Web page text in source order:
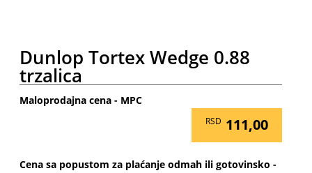
Dunlop Tortex Wedge 0.88
trzalica
Maloprodajna cena - MPC
RSD 111,00
Cena sa popustom za plaćanje odmah ili gotovinsko -